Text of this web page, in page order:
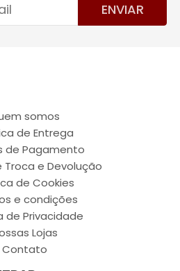
ENVIAR
somos
de Entrega
de Pagamento
Troca e Devolução
de Cookies
e condições
de Privacidade
Lojas
Contato